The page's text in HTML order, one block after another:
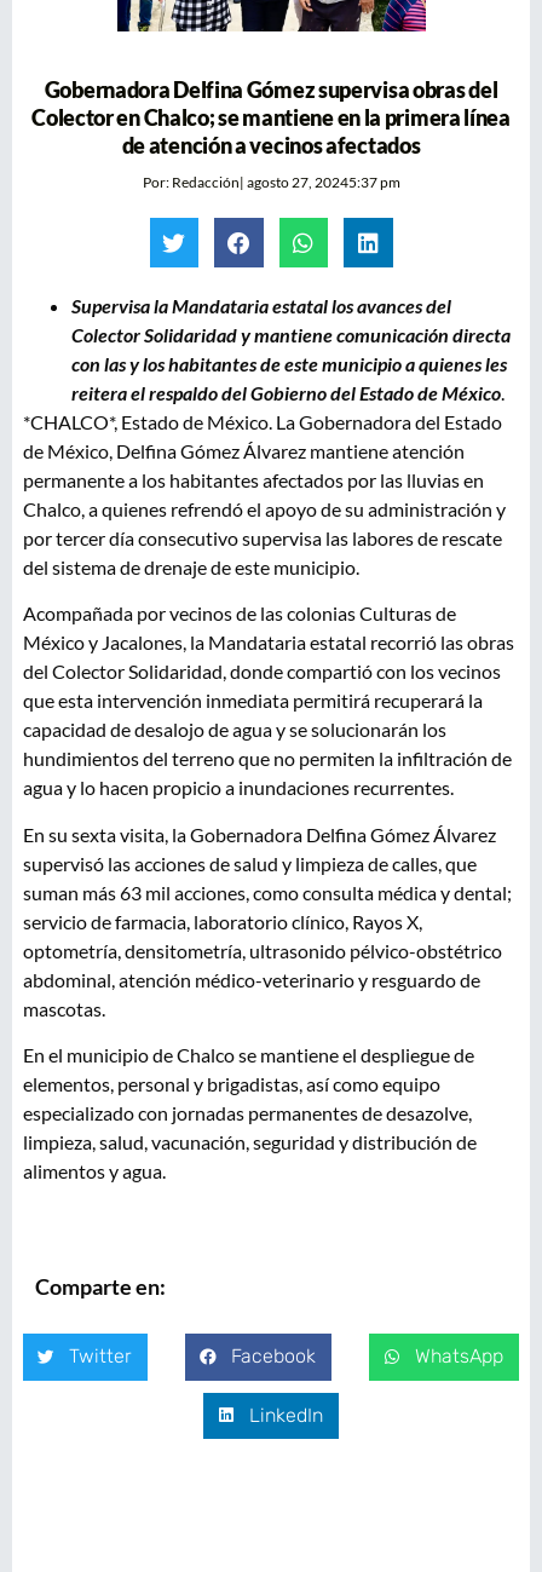
Gobernadora Delfina Gómez supervisa obras del
Colector en Chalco; se mantiene en la primera línea
de atención a vecinos afectados
Por:Redacción| agosto 27, 20245:37 pm
Supervisa la Mandataria estatal los avances del
Colector Solidaridad y mantiene comunicación directa
con las y los habitantes de este municipio a quienes les
reitera el respaldo del Gobierno del Estado de México
*CHALCO*, Estado de México. La Gobernadora del Estado
de México, Delfina Gómez Álvarez mantiene atención
permanente a los habitantes afectados por las lluvias en
Chalco, a quienes refrendó el apoyo de su administración y
por tercer día consecutivo supervisa las labores de rescate
del sistema de drenaje de este municipio.
Acompañada por vecinos de las colonias Culturas de
México y Jacalones, la Mandataria estatal recorrió las obras
del Colector Solidaridad, donde compartió con los vecinos
que esta intervención inmediata permitirá recuperará la
capacidad de desalojo de agua y se solucionarán los
hundimientos del terreno que no permiten la infiltración de
agua y lo hacen propicio a inundaciones recurrentes.
En su sexta visita, la Gobernadora Delfina Gómez Álvarez
supervisó las acciones de salud y limpieza de calles, que
suman más 63 mil acciones, como consulta médica y dental;
servicio de farmacia, laboratorio clínico, Rayos X,
optometría, densitometría, ultrasonido pélvico-obstétrico
abdominal, atención médico-veterinario y resguardo de
mascotas.
En el municipio de Chalco se mantiene el despliegue de
elementos, personal y brigadistas, así como equipo
especializado con jornadas permanentes de desazolve,
limpieza, salud, vacunación, seguridad y distribución de
alimentos y agua.
Comparte en:
Twitter Facebook WhatsApp
LinkedIn